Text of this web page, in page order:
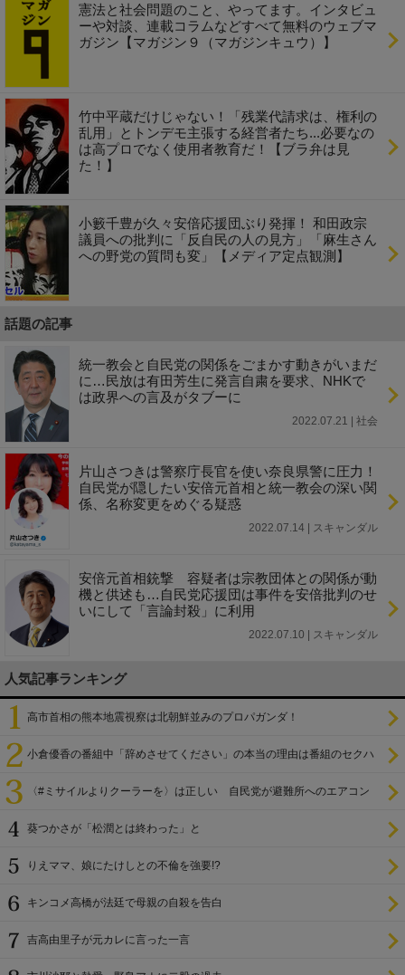
憲法と社会問題のこと、やってます。インタビュ
ーや対談、連載コラムなどすべて無料のウェブマ
ガジン【マガジン９（マガジンキュウ）】
竹中平蔵だけじゃない！「残業代請求は、権利の
乱用」とトンデモ主張する経営者たち...必要なの
は高プロでなく使用者教育だ！【ブラ弁は見
た！】
小籔千豊が久々安倍応援団ぶり発揮！ 和田政宗
議員への批判に「反自民の人の見方」「麻生さん
への野党の質問も変」【メディア定点観測】
話題の記事
統一教会と自民党の関係をごまかす動きがいまだ
に…民放は有田芳生に発言自粛を要求、NHKで
は政界への言及がタブーに
2022.07.21 | 社会
片山さつきは警察庁長官を使い奈良県警に圧力！
自民党が隠したい安倍元首相と統一教会の深い関
係、名称変更をめぐる疑惑
2022.07.14 | スキャンダル
安倍元首相銃撃 容疑者は宗教団体との関係が動
機と供述も…自民党応援団は事件を安倍批判のせ
いにして「言論封殺」に利用
2022.07.10 | スキャンダル
人気記事ランキング
高市首相の熊本地震視察は北朝鮮並みのプロパガンダ！
小倉優香の番組中「辞めさせてください」の本当の理由は番組のセクハ
〈#ミサイルよりクーラーを〉は正しい 自民党が避難所へのエアコン
葵つかさが「松潤とは終わった」と
りえママ、娘にたけしとの不倫を強要!?
キンコメ高橋が法廷で母親の自殺を告白
吉高由里子が元カレに言った一言